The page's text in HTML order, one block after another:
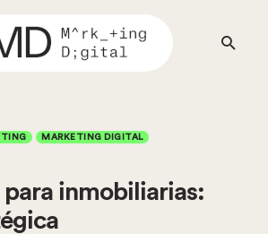
MARKETING DIGITAL
inmobiliarias: